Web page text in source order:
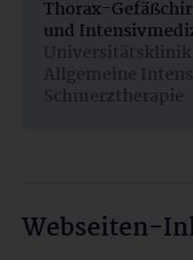
Thorax-
und
Universitätsklinik
Allgemeine
Schmerztherapie
Webseiten-